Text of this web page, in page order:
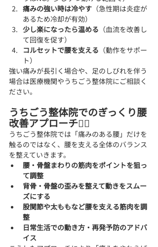
痛みの強い時は冷やす （急性期は炎症が
あるため冷却が有効）
少し楽になったら温める （血流を改善し
て回復を促す）
コルセットで腰を支える （動作をサポー
ト）
強い痛みが長引く場合や、足のしびれを伴う
場合は医療機関やうちごう整体院にご相談く
ださい。
うちごう整体院でのぎっくり腰
改善アプローチ💆‍♂️
うちごう整体院では「痛みのある腰」だけを
触るのではなく、腰を支える全体のバランス
を整えていきます。
腰・骨盤まわりの筋肉をポイントを狙っ
て調整
背骨・骨盤の歪みを整えて動きをスムー
ズにする
股関節や太ももなど腰を支える筋肉を調
整
日常生活での動き方・再発予防のアドバ
イス